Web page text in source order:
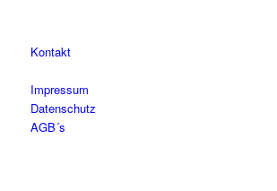
Kontakt
Impressum
Datenschutz
AGB´s